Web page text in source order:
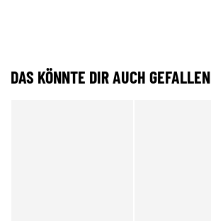
DAS KÖNNTE DIR AUCH GEFALLEN